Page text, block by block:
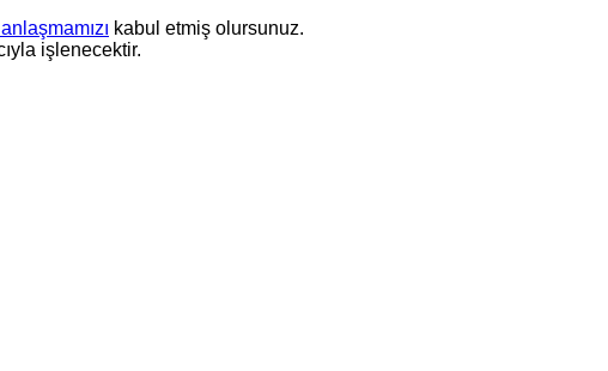
kabul etmiş olursunuz.
işlenecektir.